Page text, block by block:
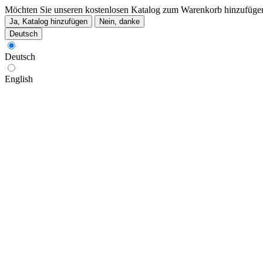
Möchten Sie unseren kostenlosen Katalog zum Warenkorb
Ja, Katalog hinzufügen
Nein, danke
Deutsch
Deutsch
English